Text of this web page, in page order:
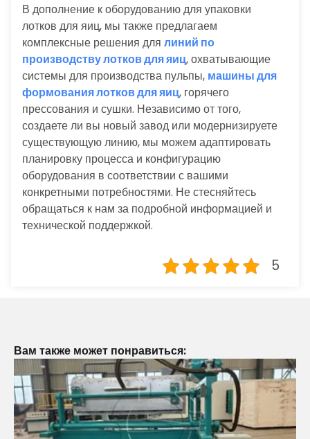
В дополнение к оборудованию для упаковки
лотков для яиц, мы также предлагаем
комплексные решения для линий по
производству лотков для яиц, охватывающие
системы для производства пульпы, машины для
формования лотков для яиц, горячего
прессования и сушки. Независимо от того,
создаете ли вы новый завод или модернизируете
существующую линию, мы можем адаптировать
планировку процесса и конфигурацию
оборудования в соответствии с вашими
конкретными потребностями. Не стесняйтесь
обращаться к нам за подробной информацией и
технической поддержкой.
5
Вам также может понравиться: